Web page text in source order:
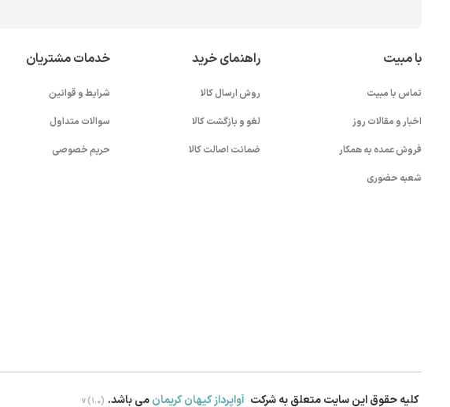
با مبیت
تماس با مبیت
اخبار و مقالات روز
فروش عمده به همکار
شعبه حضوری
راهنمای خرید
روش ارسال کالا
لغو و بازگشت کالا
ضمانت اصالت کالا
خدمات مشتریان
شرایط و قوانین
سوالات متداول
حریم خصوصی
کلیه حقوق این سایت متعلق به شرکت آواپرداز کیهان کریمانمی باشد. v (1.0)